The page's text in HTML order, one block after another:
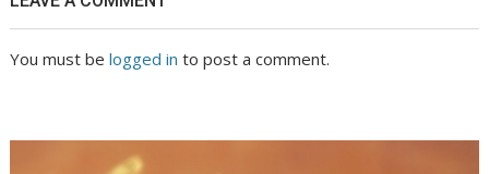
You must belogged in to post a comment.